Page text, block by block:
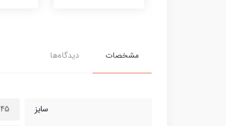
مشخصات دیدگاه‌ها
سایز 45 در 100 سانتی متر